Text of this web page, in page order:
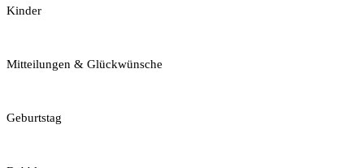
Kinder
Mitteilungen & Glückwünsche
Geburtstag